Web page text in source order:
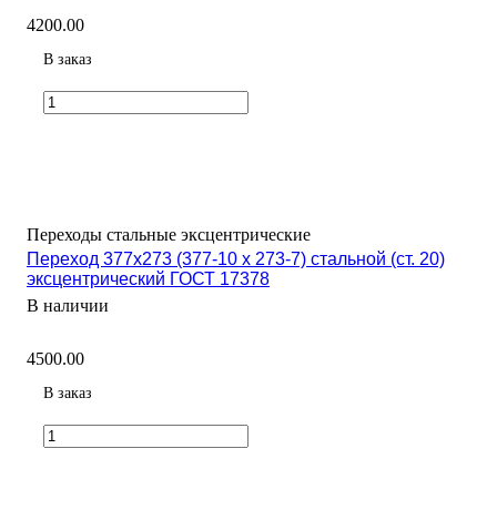
4200.00
В заказ
Переходы стальные эксцентрические
Переход 377х273 (377-10 х 273-7) стальной (ст. 20)
эксцентрический ГОСТ 17378
В наличии
4500.00
В заказ